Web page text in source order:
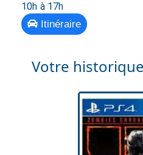
10h à 17h
Itinéraire
Votre